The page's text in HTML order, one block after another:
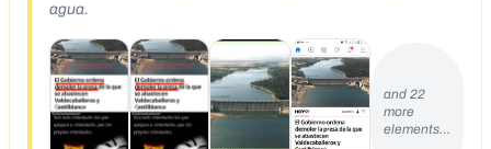
agua.
and 22
more
elements…